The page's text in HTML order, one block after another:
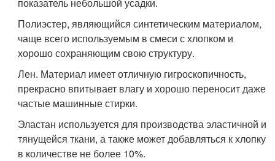
Полиэстер, являющийся синтетическим материалом,
чаще всего используемым в смеси с хлопком и
хорошо сохраняющим свою структуру.
Лен. Материал имеет отличную гигроскопичность,
прекрасно впитывает влагу и хорошо переносит даже
частые машинные стирки.
Эластан используется для производства эластичной и
тянущейся ткани, а также может добавляться к хлопку
в количестве не более 10%.